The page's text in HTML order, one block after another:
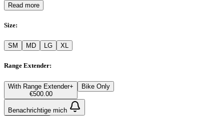
Read more
Size:
SM MD LG XL
Range Extender:
With Range Extender+
€500.00
Bike Only
Benachrichtige mich